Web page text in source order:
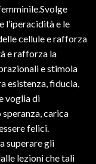
l’iperacidità e le
cellule e rafforza
e rafforza la
e stimola
esistenza, fiducia,
voglia di
carica
felici.
superare gli
lezioni che tali